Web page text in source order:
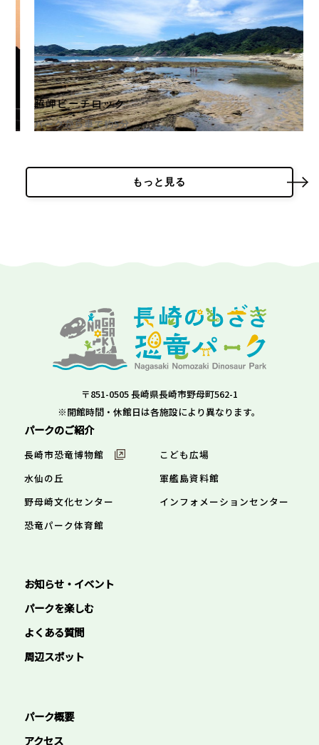
脇岬ビーチロック
パークから車で約5分
もっと見る
〒851-0505 長崎県長崎市野母町562-1
※開館時間・休館日は各施設により異なります。
パークのご紹介
長崎市恐竜博物館
こども広場
水仙の丘
軍艦島資料館
野母崎文化センター
インフォメーションセンター
恐竜パーク体育館
お知らせ・イベント
パークを楽しむ
よくある質問
周辺スポット
パーク概要
アクセス